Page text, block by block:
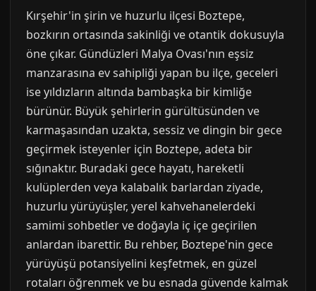
Kırşehir'in şirin ve huzurlu ilçesi Boztepe,
bozkırın ortasında sakinliği ve otantik dokusuyla
öne çıkar. Gündüzleri Malya Ovası'nın eşsiz
manzarasına ev sahipliği yapan bu ilçe, geceleri
ise yıldızların altında bambaşka bir kimliğe
bürünür. Büyük şehirlerin gürültüsünden ve
karmaşasından uzakta, sessiz ve dingin bir gece
geçirmek isteyenler için Boztepe, adeta bir
sığınaktır. Buradaki gece hayatı, hareketli
kulüplerden veya kalabalık barlardan ziyade,
huzurlu yürüyüşler, yerel kahvehanelerdeki
samimi sohbetler ve doğayla iç içe geçirilen
anlardan ibarettir. Bu rehber, Boztepe'nin gece
yürüyüşü potansiyelini keşfetmek, en güzel
rotaları öğrenmek ve bu esnada güvende kalmak